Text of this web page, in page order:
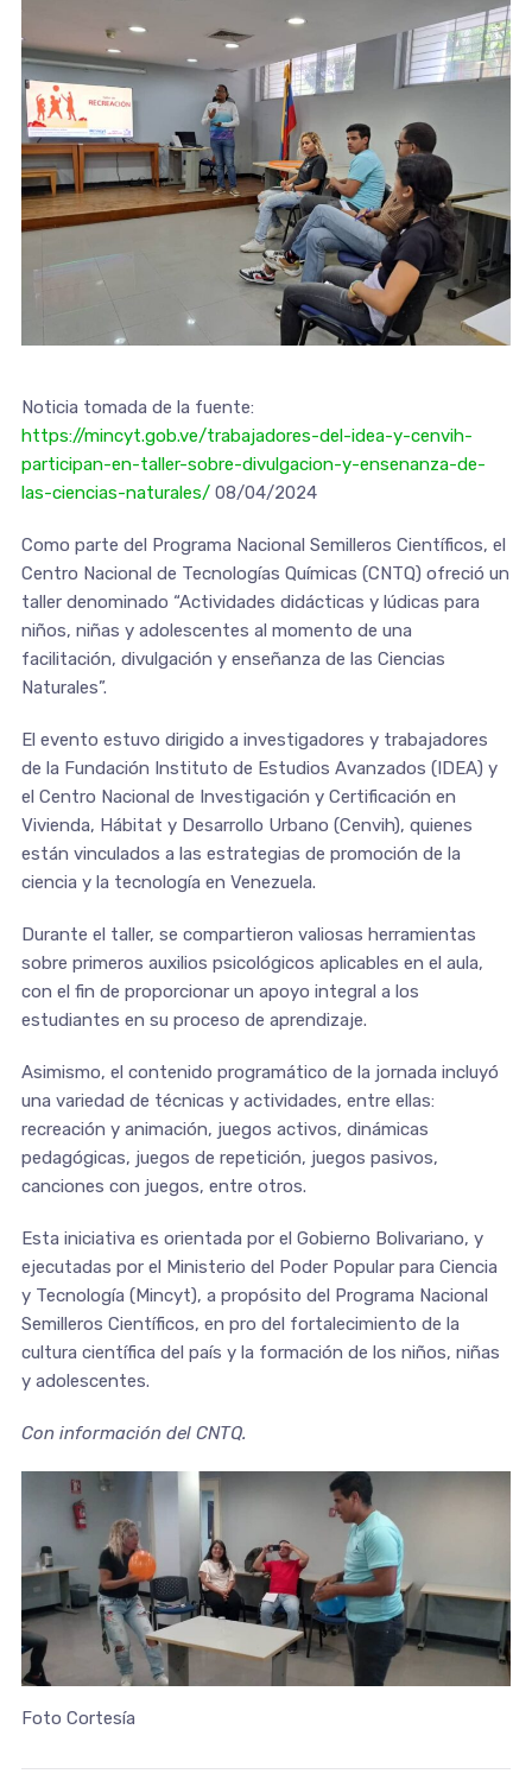
Noticia tomada de la fuente:
https://mincyt.gob.ve/trabajadores-del-idea-y-cenvih-
participan-en-taller-sobre-divulgacion-y-ensenanza-de-
las-ciencias-naturales/08/04/2024
Como parte del Programa Nacional Semilleros Científicos, el
Centro Nacional de Tecnologías Químicas (CNTQ) ofreció un
taller denominado “Actividades didácticas y lúdicas para
niños, niñas y adolescentes al momento de una
facilitación, divulgación y enseñanza de las Ciencias
Naturales”.
El evento estuvo dirigido a investigadores y trabajadores
de la Fundación Instituto de Estudios Avanzados (IDEA) y
el Centro Nacional de Investigación y Certificación en
Vivienda, Hábitat y Desarrollo Urbano (Cenvih), quienes
están vinculados a las estrategias de promoción de la
ciencia y la tecnología en Venezuela.
Durante el taller, se compartieron valiosas herramientas
sobre primeros auxilios psicológicos aplicables en el aula,
con el fin de proporcionar un apoyo integral a los
estudiantes en su proceso de aprendizaje.
Asimismo, el contenido programático de la jornada incluyó
una variedad de técnicas y actividades, entre ellas:
recreación y animación, juegos activos, dinámicas
pedagógicas, juegos de repetición, juegos pasivos,
canciones con juegos, entre otros.
Esta iniciativa es orientada por el Gobierno Bolivariano, y
ejecutadas por el Ministerio del Poder Popular para Ciencia
y Tecnología (Mincyt), a propósito del Programa Nacional
Semilleros Científicos, en pro del fortalecimiento de la
cultura científica del país y la formación de los niños, niñas
y adolescentes.
Con información del CNTQ.
Foto Cortesía